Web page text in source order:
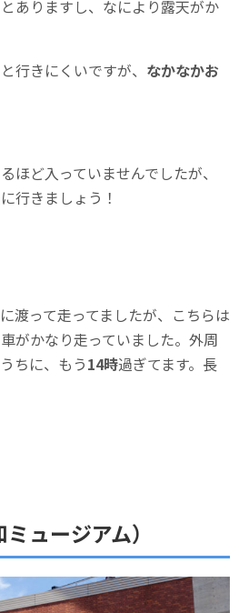
ありますし、なにより露天がか
行きにくいですが、 なかなかお
ほど入っていませんでしたが、
行きましょう！
渡って走ってましたが、こちらは
がかなり走っていました。外周
ちに、もう14時過ぎてます。長
ュージアム）